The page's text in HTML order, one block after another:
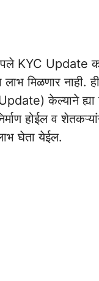
KYC Update
लाभ मिळणार नाही.
केल्याने ह्या
होईल व
घेता येईल.